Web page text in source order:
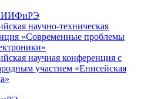
ИИФиРЭ
научно-техническая
«Современные проблемы
научная конференция с
участием «Енисейская